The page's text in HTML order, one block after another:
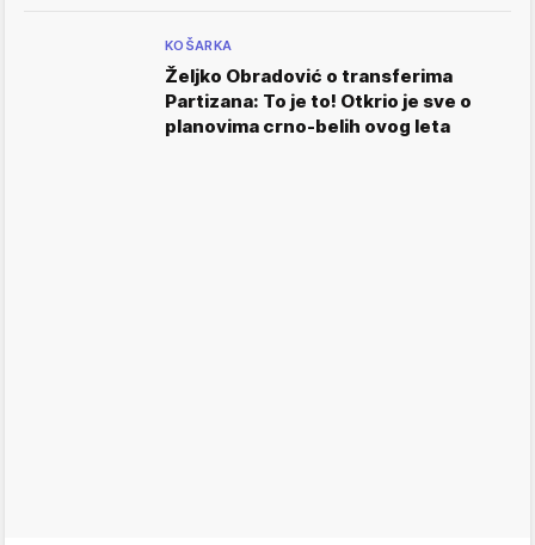
KOŠARKA
Željko Obradović o transferima
Partizana: To je to! Otkrio je sve o
planovima crno-belih ovog leta